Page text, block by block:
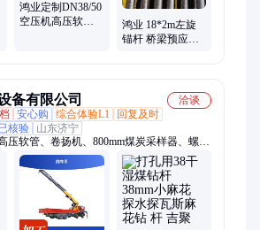
鸿业定制DN38/50
空压机高压软管
鸿业 18*2m左旋
锚杆 桥梁预应力
备有限公司
洽谈
档 安心购 综合体验L1
回复及时
核验
山东济宁
压软管、卷扬机、800mm煤炭采样器、螺旋
、雾化消毒门、栏木机、洗靴机、速凝剂、
叉车吊臂、矿用门、变压器、破拆工具、手
轮组件、推车机、搬运坦克、酸碱喷射器、
射器、张拉机具、临时支护